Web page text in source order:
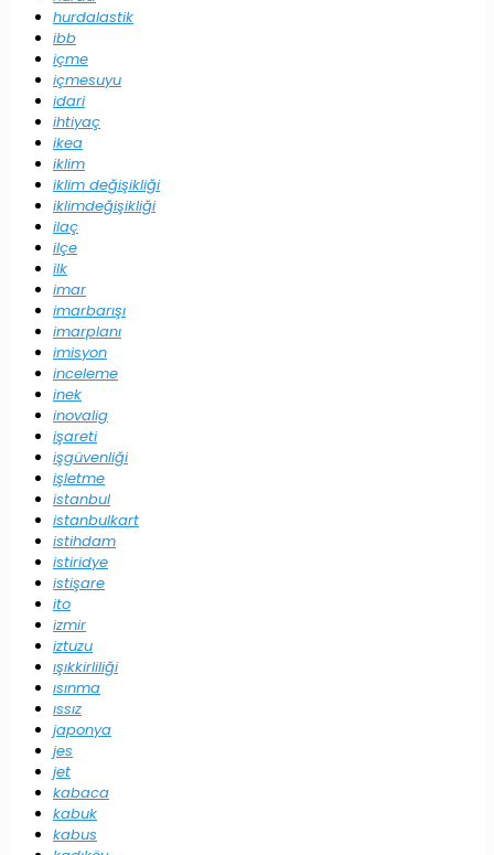
hurdalastik
ibb
içme
içmesuyu
idari
ihtiyaç
ikea
iklim
iklim değişikliği
iklimdeğişikliği
ilaç
ilçe
ilk
imar
imarbarışı
imarplanı
imisyon
inceleme
inek
inovalig
işareti
işgüvenliği
işletme
istanbul
istanbulkart
istihdam
istiridye
istişare
ito
izmir
iztuzu
ışıkkirliliği
ısınma
ıssız
japonya
jes
jet
kabaca
kabuk
kabus